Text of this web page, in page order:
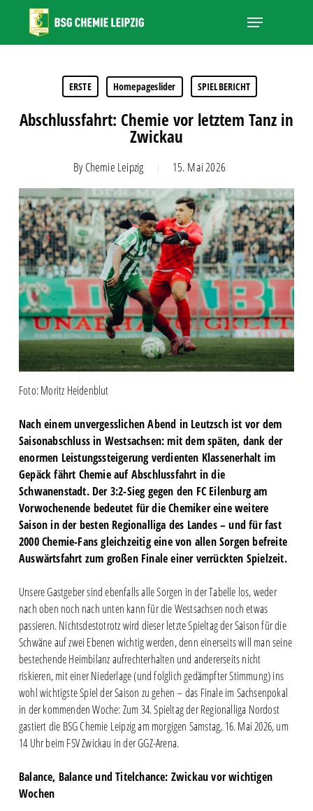
main
Menu
ERSTE Homepageslider SPIELBERICHT
Abschlussfahrt: Chemie vor letztem Tanz in
Zwickau
ByChemie Leipzig 15. Mai 2026
Foto: Moritz Heidenblut
Nach einem unvergesslichen Abend in Leutzsch ist vor dem
Saisonabschluss in Westsachsen: mit dem späten, dank der
enormen Leistungssteigerung verdienten Klassenerhalt im
Gepäck fährt Chemie auf Abschlussfahrt in die
Schwanenstadt. Der 3:2-Sieg gegen den FC Eilenburg am
Vorwochenende bedeutet für die Chemiker eine weitere
Saison in der besten Regionalliga des Landes – und für fast
2000 Chemie-Fans gleichzeitig eine von allen Sorgen befreite
Auswärtsfahrt zum großen Finale einer verrückten Spielzeit.
Unsere Gastgeber sind ebenfalls alle Sorgen in der Tabelle los, weder
nach oben noch nach unten kann für die Westsachsen noch etwas
passieren. Nichtsdestotrotz wird dieser letzte Spieltag der Saison für die
Schwäne auf zwei Ebenen wichtig werden, denn einerseits will man seine
bestechende Heimbilanz aufrechterhalten und andererseits nicht
riskieren, mit einer Niederlage (und folglich gedämpfter Stimmung) ins
wohl wichtigste Spiel der Saison zu gehen – das Finale im Sachsenpokal
in der kommenden Woche: Zum 34. Spieltag der Regionalliga Nordost
gastiert die BSG Chemie Leipzig am morgigen Samstag, 16. Mai 2026, um
14 Uhr beim FSV Zwickau in der GGZ-Arena.
Balance, Balance und Titelchance: Zwickau vor wichtigen
Wochen
Close